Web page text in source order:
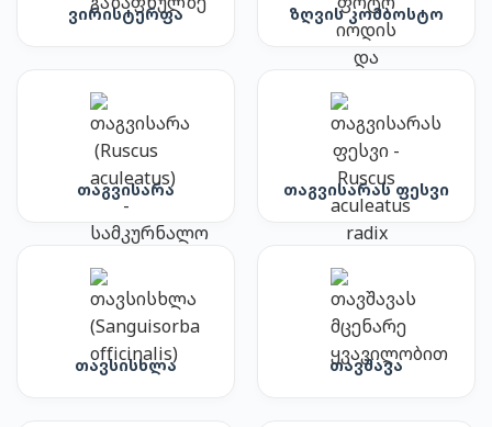
ვირისტერფა ზღვის კომბოსტო
თაგვისარა თაგვისარას ფესვი
თავსისხლა თავშავა